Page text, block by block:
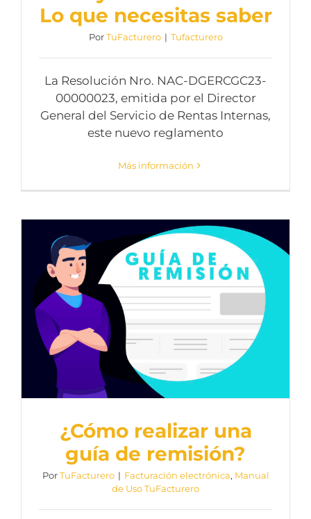
Lo que necesitas saber
PorTuFacturero | Tufacturero
La Resolución Nro. NAC-DGERCGC23-
00000023, emitida por el Director
General del Servicio de Rentas Internas,
este nuevo reglamento
Más información
¿Cómo realizar una
guía de remisión?
PorTuFacturero | Facturación electrónica, Manual
de Uso TuFacturero